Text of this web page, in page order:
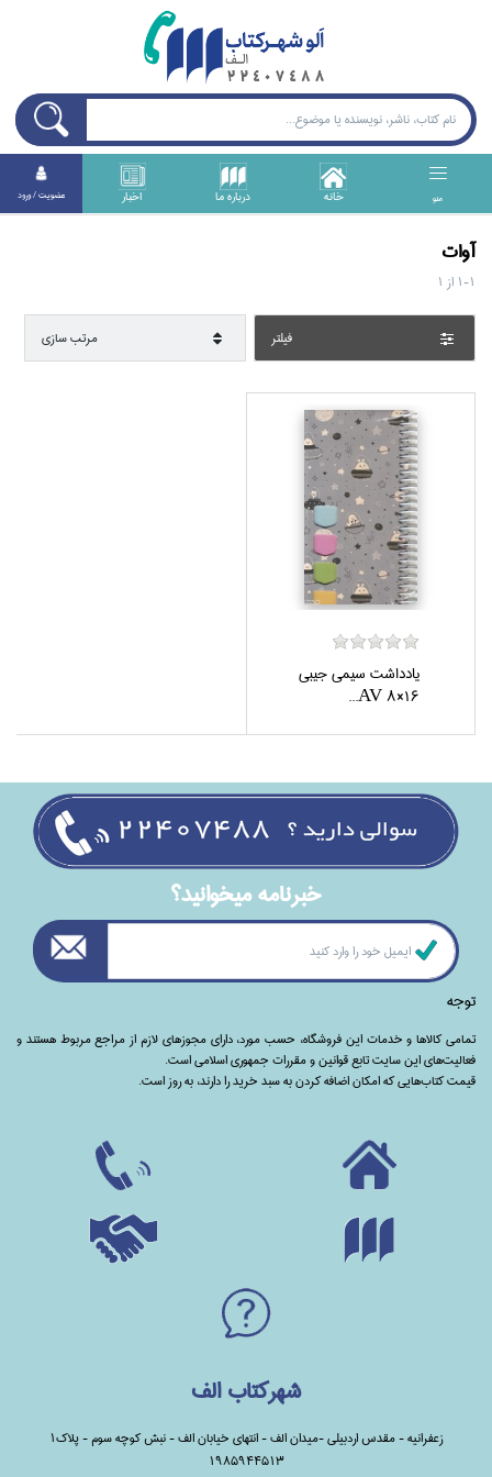
منو خانه درباره ما اخبار عضويت / ورود
آوات
1-1 از 1
فيلتر مرتب سازي
يادداشت سيمي جيبي
16×8 AV...
خبرنامه ميخوانيد؟
توجه
تمامی‌ کالاها و خدمات این فروشگاه، حسب مورد،‌ دارای مجوزهای لازم از مراجع مربوط هستند ‌و‌‌
فعالیت‌های این سایت تابع قوانین و مقررات جمهوری اسلامی است.
قیمت کتاب‌هایی که امکان اضافه کردن به سبد خرید را دارند،‌ به روز است.
شهرکتاب الف
زعفرانیه - مقدس اردبیلی -میدان الف - انتهای خیابان الف - نبش کوچه سوم - پلاک1
1985944513